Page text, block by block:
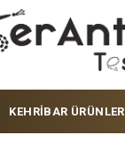
KEHRİBAR ÜRÜNLER